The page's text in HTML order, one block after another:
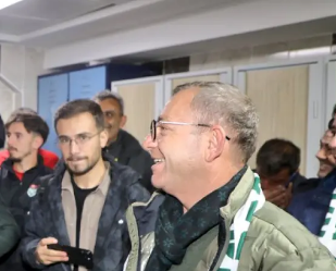
Samsun
Sinop
Sivas
Tekirdağ
Tokat